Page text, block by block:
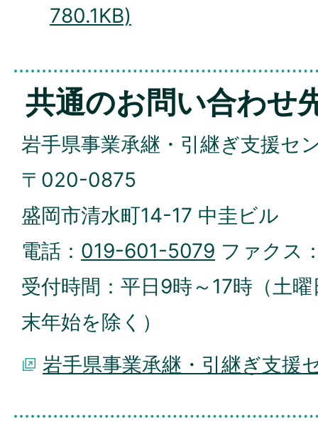
780.1KB)
共通のお問い合わせ
岩手県事業承継・引継ぎ支援セ
〒020-0875
盛岡市清水町14-17 中圭ビル
電話： 019-601-5079 ファクス
受付時間：平日9時～17時（土
末年始を除く）
岩手県事業承継・引継ぎ支援